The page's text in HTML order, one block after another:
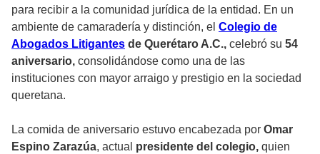
para recibir a la comunidad jurídica de la entidad. En un
ambiente de camaradería y distinción, el Colegio de
Abogados Litigantes de Querétaro A.C., celebró su 54
aniversario, consolidándose como una de las
instituciones con mayor arraigo y prestigio en la sociedad
queretana.
La comida de aniversario estuvo encabezada por Omar
Espino Zarazúa, actual presidente del colegio, quien